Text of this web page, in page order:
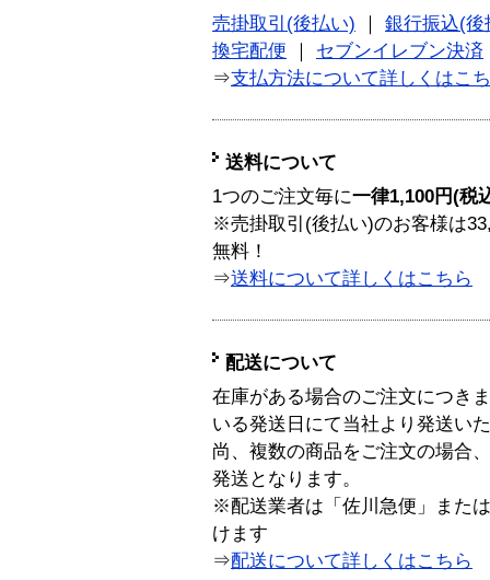
売掛取引(後払い)
銀行振込(後
換宅配便
セブンイレブン決済
⇒支払方法について詳しくはこ
送料について
1つのご注文毎に一律1,100円(税
※売掛取引(後払い)のお客様は
無料！
⇒送料について詳しくはこちら
配送について
在庫がある場合のご注文につき
いる発送日にて当社より発送い
尚、複数の商品をご注文の場合
発送となります。
※配送業者は「佐川急便」また
けます
⇒配送について詳しくはこちら